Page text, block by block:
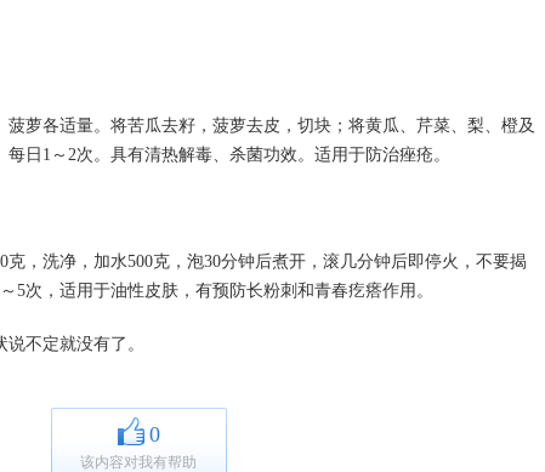
萝各适量。将苦瓜去籽，菠萝去皮，切块；将黄瓜、芹菜、梨、橙及
日1～2次。具有清热解毒、杀菌功效。适用于防治痤疮。
克，洗净，加水500克，泡30分钟后煮开，滚几分钟后即停火，不要揭
5次，适用于油性皮肤，有预防长粉刺和青春疙瘩作用。
不定就没有了。
0
该内容对我有帮助